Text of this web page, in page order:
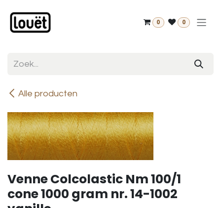
0 0
Alle producten
Venne Colcolastic Nm 100/1
cone 1000 gram nr. 14-1002